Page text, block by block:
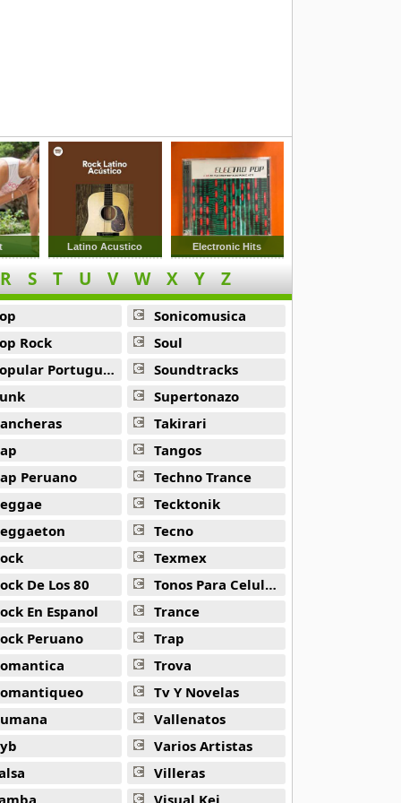
Latino Acustico Electronic Hits
R S T U V W X Y Z
Rock
Portuguesa
Peruano
De Los 80
En Espanol
Peruano
Sonicomusica
Soul
Soundtracks
Supertonazo
Takirari
Tangos
Techno Trance
Tecktonik
Tecno
Texmex
Tonos Para Celulares
Trance
Trap
Trova
Tv Y Novelas
Vallenatos
Varios Artistas
Villeras
Visual Kei